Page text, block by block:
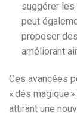
suggérer les
peut
proposer
améliorant
Ces avancées
« dés magique
attirant une